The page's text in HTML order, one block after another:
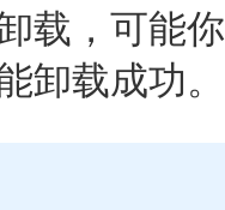
载，可能
卸载成功。